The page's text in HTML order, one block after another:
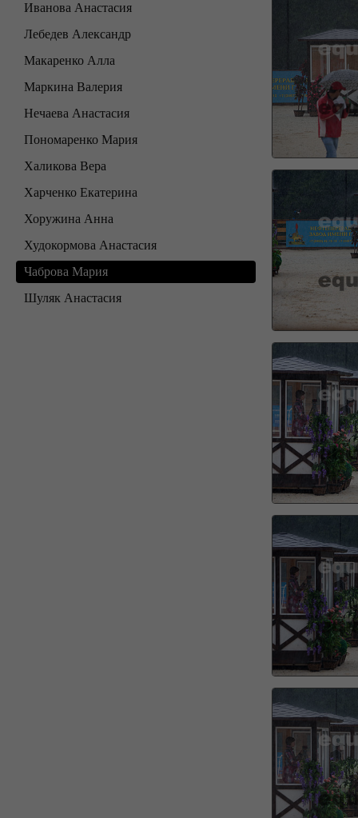
Иванова Анастасия
Лебедев Александр
Макаренко Алла
Маркина Валерия
Нечаева Анастасия
Пономаренко Мария
Халикова Вера
Харченко Екатерина
Хоружина Анна
Худокормова Анастасия
Чаброва Мария
Шуляк Анастасия